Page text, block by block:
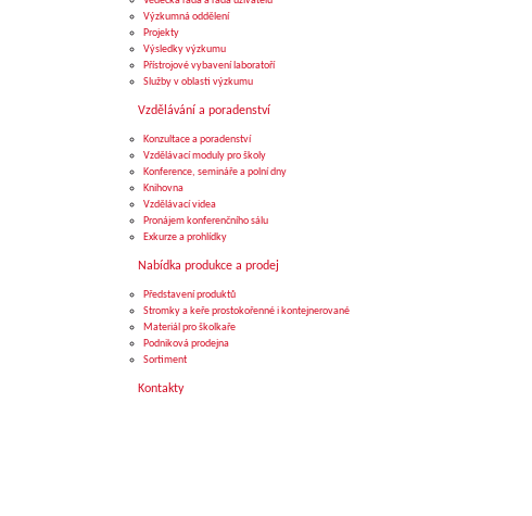
Výzkumná oddělení
Projekty
Výsledky výzkumu
Přístrojové vybavení laboratoří
Služby v oblasti výzkumu
Vzdělávání a poradenství
Konzultace a poradenství
Vzdělávací moduly pro školy
Konference, semináře a polní dny
Knihovna
Vzdělávací videa
Pronájem konferenčního sálu
Exkurze a prohlídky
Nabídka produkce a prodej
Představení produktů
Stromky a keře prostokořenné i kontejnerované
Materiál pro školkaře
Podniková prodejna
Sortiment
Kontakty